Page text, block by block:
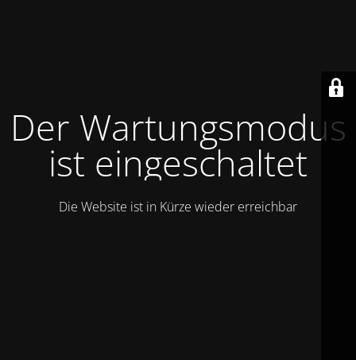
Der Wartungsmodus
ist eingeschaltet
Die Website ist in Kürze wieder erreichbar